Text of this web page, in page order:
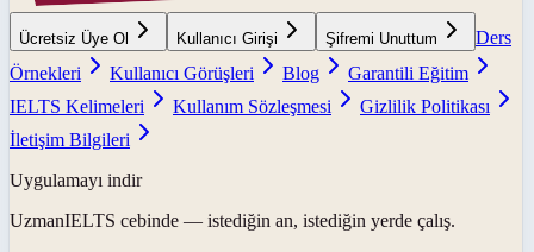
Ücretsiz Üye Ol Kullanıcı Girişi Şifremi Unuttum
Ders
Örnekleri
Kullanıcı Görüşleri Blog
Garantili Eğitim
IELTS Kelimeleri
Kullanım Sözleşmesi
Gizlilik Politikası
İletişim Bilgileri
Uygulamayı indir
UzmanIELTS cebinde — istediğin an, istediğin yerde çalış.